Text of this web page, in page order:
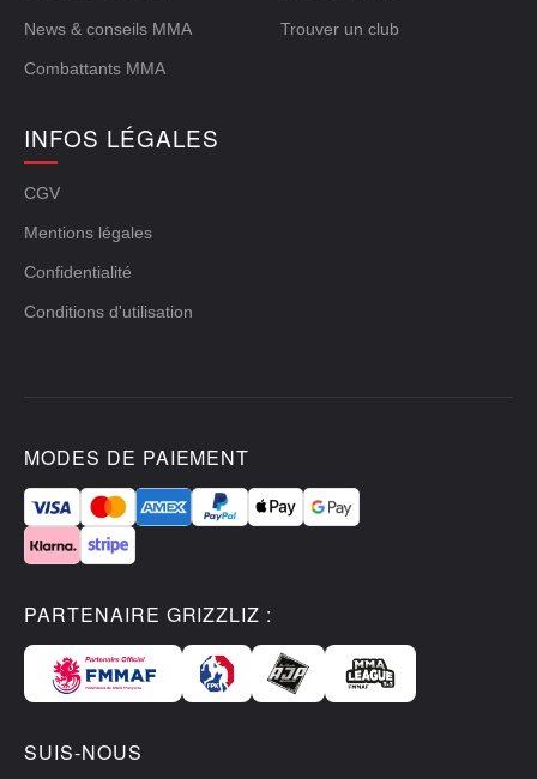
News & conseils MMA
Combattants MMA
Trouver un club
INFOS LÉGALES
CGV
Mentions légales
Confidentialité
Conditions d'utilisation
MODES DE PAIEMENT
PARTENAIRE GRIZZLIZ :
SUIS-NOUS